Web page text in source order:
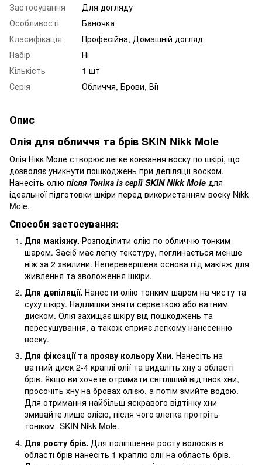
Застосування
Для догляду
Особливості
Баночка
Класифікація
Професійна, Домашній догляд
Набір
Ні
Кількість
1 шт
Серія
Обличчя, Брови, Вії
Опис
Олія для обличчя та брів SKIN Nikk Mole
Олія Нікк Моле створює легке ковзання воску по шкірі, що
дозволяє уникнути пошкоджень при депіляції воском.
Нанесіть олію після Тоніка із серії SKIN Nikk Mole для
ідеальної підготовки шкіри перед використанням воску Nikk
Mole.
Способи застосування:
Для макіяжу. Розподілити олію по обличчю тонким
шаром. Засіб має легку текстуру, поглинається менше
ніж за 2 хвилини. Неперевершена основа під макіяж для
живлення та зволоження шкіри.
Для депіляції. Нанести олію тонким шаром на чисту та
суху шкіру. Надлишки зняти серветкою або ватним
диском. Олія захищає шкіру від пошкоджень та
пересушування, а також сприяє легкому нанесенню
воску.
Для фіксації та прояву кольору Хни. Нанесіть на
ватний диск 2-4 краплі олії та видаліть хну з області
брів. Якщо ви хочете отримати світліший відтінок хни,
просочіть хну на бровах олією, а потім змийте водою.
Для отримання найбільш яскравого відтінку хни
змивайте лише олією, після чого злегка протріть
тоніком SKIN Nikk Mole.
Для росту брів. Для поліпшення росту волосків в
області брів нанесіть 1 краплю олії на область брів.